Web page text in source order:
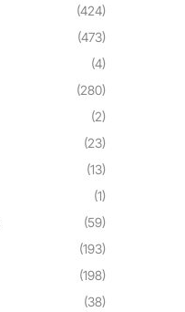
(424)
(473)
(4)
(280)
(2)
(23)
(13)
(1)
(59)
(193)
(198)
(38)